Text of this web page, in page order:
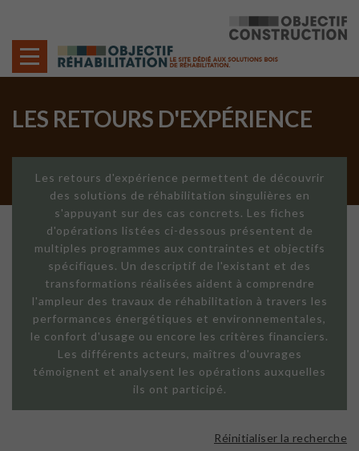
LES RETOURS D'EXPÉRIENCE
Les retours d'expérience permettent de découvrir
des solutions de réhabilitation singulières en
s'appuyant sur des cas concrets. Les fiches
d'opérations listées ci-dessous présentent de
multiples programmes aux contraintes et objectifs
spécifiques. Un descriptif de l'existant et des
transformations réalisées aident à comprendre
l'ampleur des travaux de réhabilitation à travers les
performances énergétiques et environnementales,
le confort d'usage ou encore les critères financiers.
Les différents acteurs, maîtres d'ouvrages
témoignent et analysent les opérations auxquelles
ils ont participé.
Réinitialiser la recherche
FAÇADE SUR